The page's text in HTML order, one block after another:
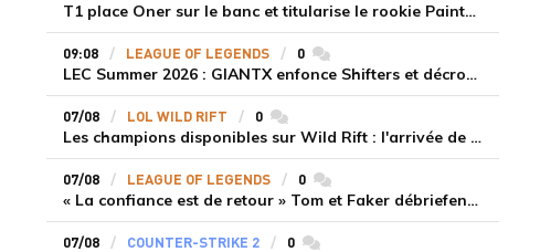
T1 place Oner sur le banc et titularise le rookie Painter face à Hanwha Life Esports
09:08 LEAGUE OF LEGENDS 0commentaires
LEC Summer 2026 : GIANTX enfonce Shifters et décroche sa première victoire
07/08 LOL WILD RIFT 0commentaires
Les champions disponibles sur Wild Rift : l'arrivée de Cho'Gath
07/08 LEAGUE OF LEGENDS 0commentaires
« La confiance est de retour » Tom et Faker débriefent la victoire convaincante de T1 face à Dplus KIA
07/08 COUNTER-STRIKE 2 0commentaires